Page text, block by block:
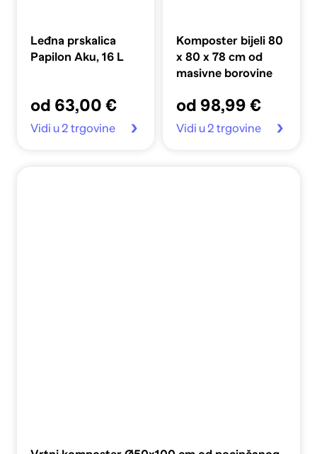
Leđna prskalica
Papilon Aku, 16 L
od 63,00 €
Vidi u 2 trgovine
Komposter bijeli 80
x 80 x 78 cm od
masivne borovine
od 98,99 €
Vidi u 2 trgovine